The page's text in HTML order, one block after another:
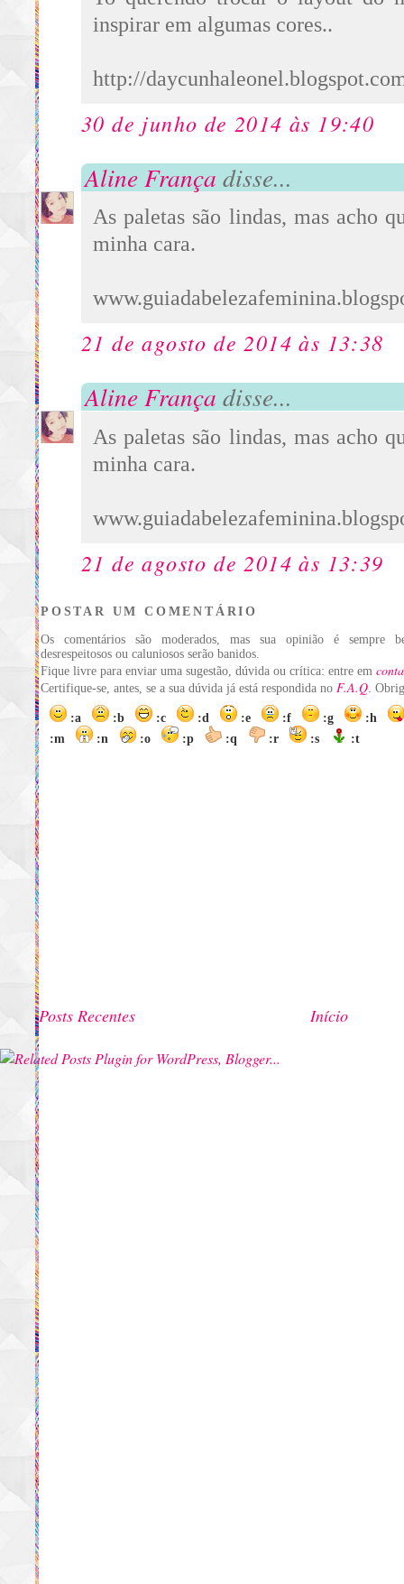
inspirar em algumas cores..
http://
30 de junho de 2014 às 19:40
Aline França disse...
As paletas são lindas, mas acho
minha cara.
21 de agosto de 2014 às 13:38
Aline França disse...
As paletas são lindas, mas acho
minha cara.
21 de agosto de 2014 às 13:39
POSTAR UM COMENTÁRIO
Os comentários são moderados, mas sua opinião é sempre
desrespeitosos ou caluniosos serão banidos.
Fique livre para enviar uma sugestão, dúvida ou crítica: entre em
Certifique-se, antes, se a sua dúvida já está respondida no F.A.Q .
:a :b :c :d :e :f :g
:h
:m
:n :o :p :q :r :s :t
Posts Recentes Início